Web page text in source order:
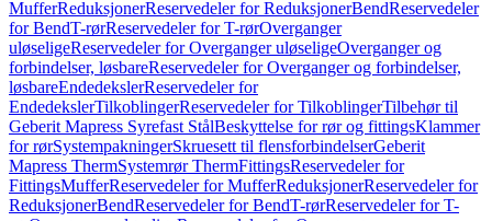
MufferReduksjonerReservedeler for ReduksjonerBendReservedeler
for BendT-rørReservedeler for T-rørOverganger
uløseligeReservedeler for Overganger uløseligeOverganger og
forbindelser, løsbareReservedeler for Overganger og forbindelser,
løsbareEndedekslerReservedeler for
EndedekslerTilkoblingerReservedeler for TilkoblingerTilbehør til
Geberit Mapress Syrefast StålBeskyttelse for rør og fittingsKlammer
for rørSystempakningerSkruesett til flensforbindelserGeberit
Mapress ThermSystemrør ThermFittingsReservedeler for
FittingsMufferReservedeler for MufferReduksjonerReservedeler for
ReduksjonerBendReservedeler for BendT-rørReservedeler for T-